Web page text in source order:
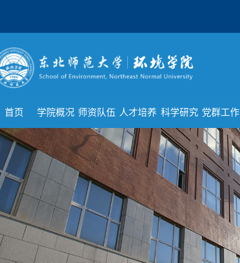
首页 学院概况 师资队伍 人才培养 科学研究 党群工作